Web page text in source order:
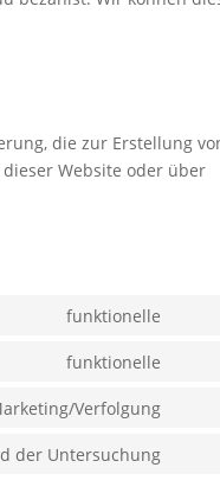
die zur Erstellung
Website oder über
funktionelle
funktionelle
Verfolgung
der Untersuchung